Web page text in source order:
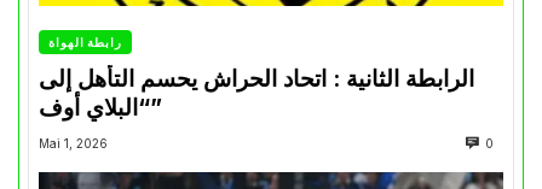
رابطة الهواة
الرابطة الثانية : اتحاد الحراش يحسم التأهل إلى
“البلاي أوف”
Mai 1, 2026 0